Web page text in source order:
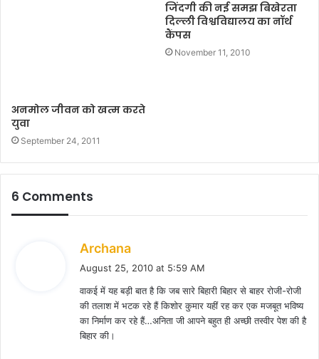
अनमोल जीवन को खत्म करते
युवा
September 24, 2011
जिंदगी की नई समझ बिखेरता
दिल्ली विश्वविद्यालय का नॉर्थ
कैंपस
November 11, 2010
6 Comments
Archana
s
:
August 25, 2010 at 5:59 AM
वाकई में यह बड़ी बात है कि जब सारे बिहारी बिहार से बाहर रोजी-रोजी
की तलाश में भटक रहे हैं किशोर कुमार यहीं रह कर एक मजबूत भविष्य
का निर्माण कर रहे हैं…अनिता जी आपने बहुत ही अच्छी तस्वीर पेश की है
बिहार की।